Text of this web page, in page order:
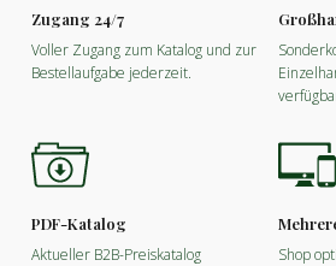
Zugang 24/7
Voller Zugang zum Katalog und zur
Bestellaufgabe jederzeit.
PDF-Katalog
Aktueller B2B-Preiskatalog
Shop